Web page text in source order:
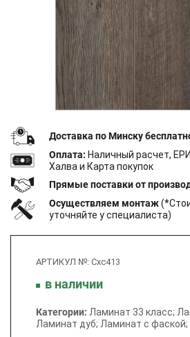
+375 29 104 83
г. Минск, пр.
Доставка по Минску
Оплата: Наличный расчет,
Халва и Карта покупок
Прямые поставки от
Осуществляем монтаж
уточняйте у специалиста)
АРТИКУЛ №: Cxc413
в наличии
Категории: Ламинат 33 класс;
Ламинат дуб; Ламинат с фаской;